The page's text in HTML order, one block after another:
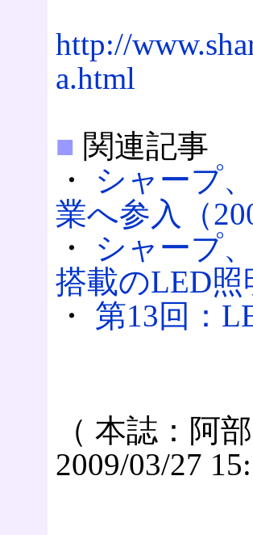
http://
a.html
■ 関連記事
・ シャープ
業へ参入（
・ シャープ
搭載のLED照
・ 第13回：
（ 本誌：阿
2009/03/27